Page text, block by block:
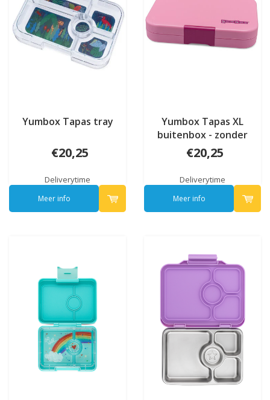
Yumbox Tapas tray
€20,25
Deliverytime
Meer info
Yumbox Tapas XL
buitenbox - zonder
tray
€20,25
Deliverytime
Meer info